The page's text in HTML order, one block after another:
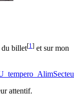
du billet[1 ] et sur mon
attentif.